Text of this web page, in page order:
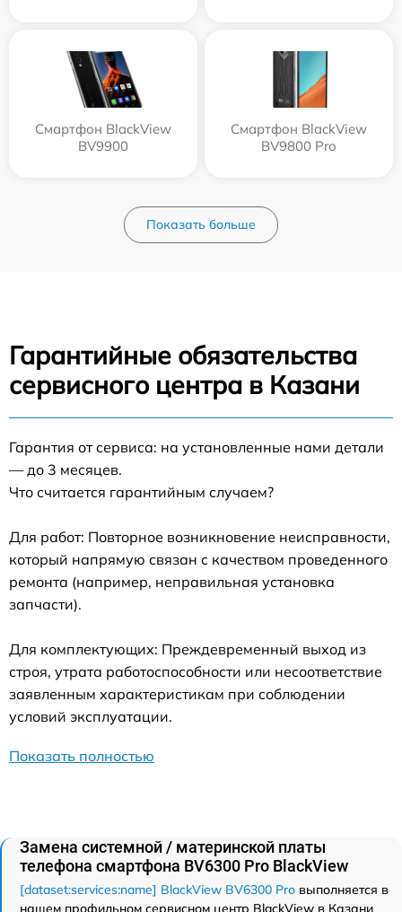
Смартфон BlackView
BV9900
Смартфон BlackView
BV9800 Pro
Показать больше
Гарантийные обязательства
сервисного центра в Казани
Гарантия от сервиса: на установленные нами детали
— до 3 месяцев.
Что считается гарантийным случаем?
Для работ: Повторное возникновение неисправности,
который напрямую связан с качеством проведенного
ремонта (например, неправильная установка
запчасти).
Для комплектующих: Преждевременный выход из
строя, утрата работоспособности или несоответствие
заявленным характеристикам при соблюдении
условий эксплуатации.
Показать полностью
Замена системной / материнской платы
телефона смартфона BV6300 Pro BlackView
[dataset:services:name] BlackView BV6300 Pro выполняется в
нашем профильном сервисном центр BlackView в Казани